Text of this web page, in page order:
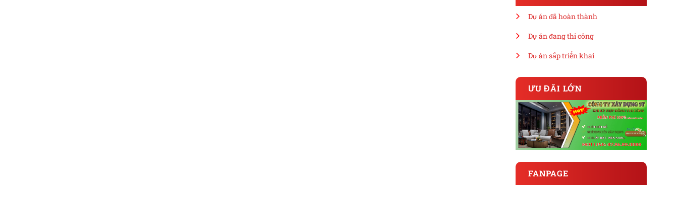
Dự án đã hoàn thành
Dự án đang thi công
Dự án sắp triển khai
ƯU ĐÃI LỚN
FANPAGE